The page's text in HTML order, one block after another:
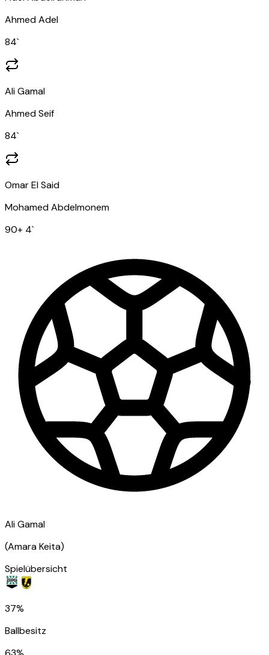
Ahmed Adel
84`
Ali Gamal
Ahmed Seif
84`
Omar El Said
Mohamed Abdelmonem
90+ 4`
Ali Gamal
(Amara Keita)
Spielübersicht
37%
Ballbesitz